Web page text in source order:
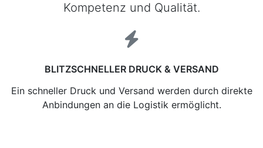
Kompetenz und Qualität.
BLITZSCHNELLER DRUCK & VERSAND
Ein schneller Druck und Versand werden durch direkte
Anbindungen an die Logistik ermöglicht.